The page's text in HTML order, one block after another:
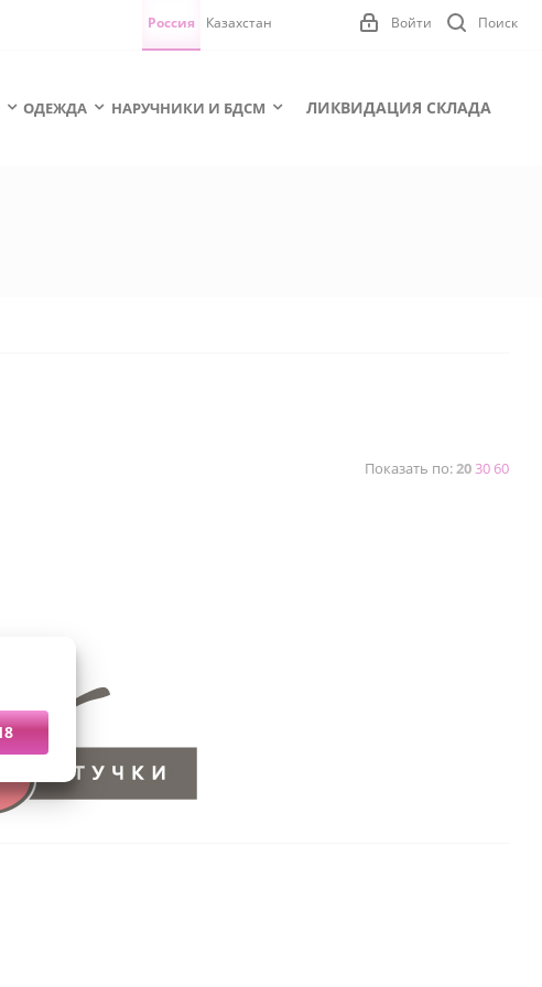
Поиск
Войти
Россия Казахстан
ОДЕЖДА НАРУЧНИКИ И БДСМ ЛИКВИДАЦИЯ СКЛАДА
Показать по:203060